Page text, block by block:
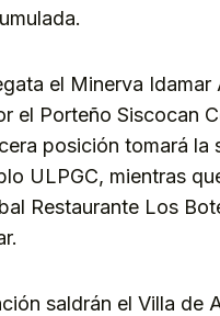
el Minerva Idamar
el Porteño Siscocan
posición tomará la
ULPGC, mientras
Restaurante Los
saldrán el Villa de